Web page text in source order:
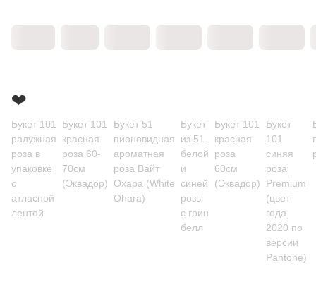
❤️
Букет 101
радужная
роза в
упаковке
с
атласной
лентой
Букет 101
красная
роза 60-
70см
(Эквадор)
Букет 51
пионовидная
ароматная
роза Вайт
Охара (White
Ohara)
Букет
из 51
белой
и
синей
розы
с грин
белл
Букет 101
красная
роза
60см
(Эквадор)
Букет
101
синяя
роза
Premium
(цвет
года
2020 по
версии
Pantone)